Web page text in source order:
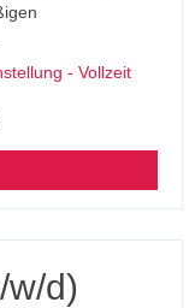
- Vollzeit
d)